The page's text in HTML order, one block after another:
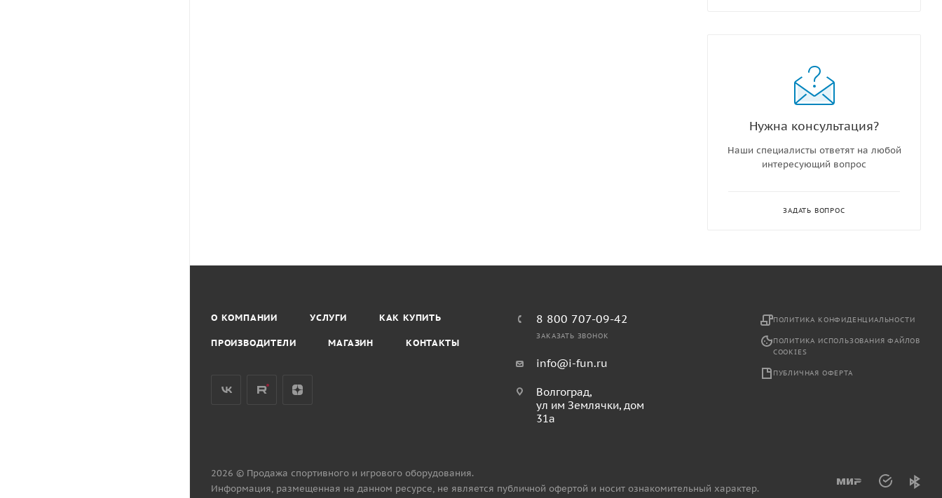
Нужна консультация?
Наши специалисты ответят на любой
интересующий вопрос
ЗАДАТЬ ВОПРОС
О КОМПАНИИ УСЛУГИ КАК КУПИТЬ
ПРОИЗВОДИТЕЛИ МАГАЗИН КОНТАКТЫ
8 800 707-09-42
ЗАКАЗАТЬ ЗВОНОК
info@i-fun.ru
Волгоград,
ул им Землячки, дом
31а
ПОЛИТИКА КОНФИДЕНЦИАЛЬНОСТИ
ПОЛИТИКА ИСПОЛЬЗОВАНИЯ ФАЙЛОВ
COOKIES
ПУБЛИЧНАЯ ОФЕРТА
2026 © Продажа спортивного и игрового оборудования.
Информация, размещенная на данном ресурсе, не является публичной офертой и носит ознакомительный характер.